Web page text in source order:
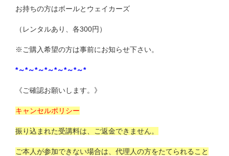
お持ちの方はボールとウェイカーズ
（レンタルあり、各300円）
※ご購入希望の方は事前にお知らせ下さい。
*～*～*～*～*～*～*～*
《ご確認お願いします。》
キャンセルポリシー
振り込まれた受講料は、ご返金できません。
ご本人が参加できない場合は、代理人の方をたてられること